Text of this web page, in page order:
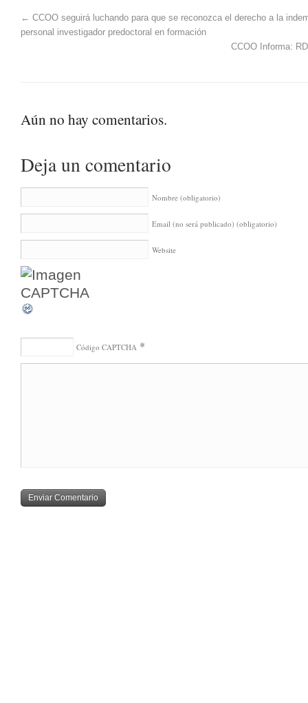
← CCOO seguirá luchando para que se reconozca el derecho a la
personal investigador predoctoral en formación
CCOO Informa:
Aún no hay comentarios.
Deja un comentario
Nombre (obligatorio)
Email (no será publicado) (obligatorio)
Website
Código CAPTCHA *